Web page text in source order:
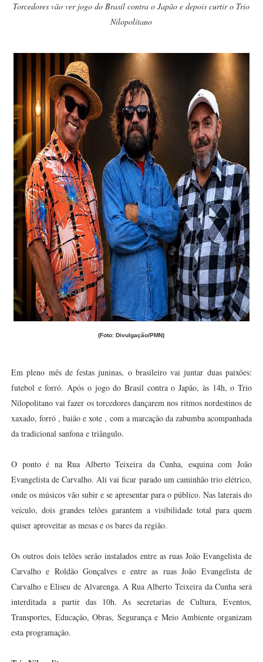
Torcedores vão ver jogo do Brasil contra o Japão e depois curtir o Trio
Nilopolitano
(Foto: Divulgação/PMN)
Em pleno mês de festas juninas, o brasileiro vai juntar duas paixões:
futebol e forró. Após o jogo do Brasil contra o Japão, às 14h, o Trio
Nilopolitano vai fazer os torcedores dançarem nos ritmos nordestinos de
xaxado, forró , baião e xote , com a marcação da zabumba acompanhada
da tradicional sanfona e triângulo.
O ponto é na Rua Alberto Teixeira da Cunha, esquina com João
Evangelista de Carvalho. Ali vai ficar parado um caminhão trio elétrico,
onde os músicos vão subir e se apresentar para o público. Nas laterais do
veículo, dois grandes telões garantem a visibilidade total para quem
quiser aproveitar as mesas e os bares da região.
Os outros dois telões serão instalados entre as ruas João Evangelista de
Carvalho e Roldão Gonçalves e entre as ruas João Evangelista de
Carvalho e Eliseu de Alvarenga. A Rua Alberto Teixeira da Cunha será
interditada a partir das 10h. As secretarias de Cultura, Eventos,
Transportes, Educação, Obras, Segurança e Meio Ambiente organizam
esta programação.